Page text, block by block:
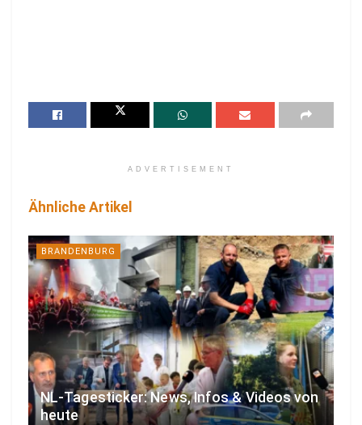
ADVERTISEMENT
Ähnliche Artikel
BRANDENBURG
NL-Tagesticker: News, Infos & Videos von
heute